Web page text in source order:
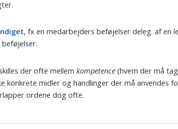
, fx en medarbejders beføjelser deleg. af en
der ofte mellemkompetence (hvem der må
konkrete midler og handlinger der må anvendes
ordene dog ofte.